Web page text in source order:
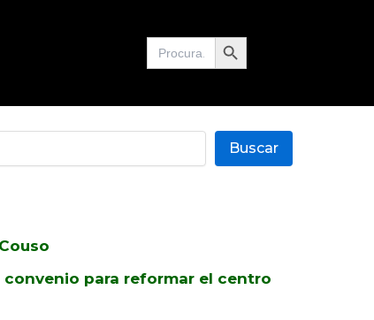
Buscar: Botón de búsqueda
Buscar
convenio para reformar el centro